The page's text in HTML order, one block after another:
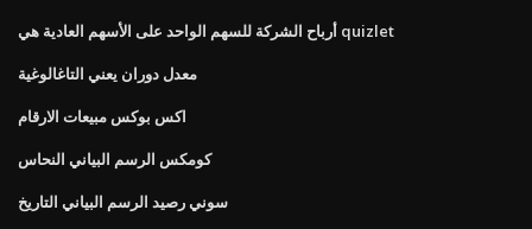
أرباح الشركة للسهم الواحد على الأسهم العادية هي quizlet
معدل دوران يعني التاغالوغية
اكس بوكس ​​مبيعات الارقام
كومكس الرسم البياني النحاس
سوني رصيد الرسم البياني التاريخ